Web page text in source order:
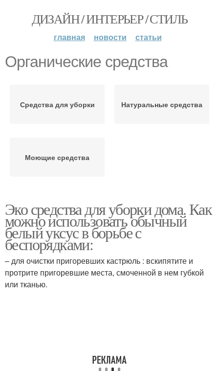
ДИЗАЙН / ИНТЕРЬЕР / СТИЛЬ
главная новости статьи
Органические средства
Средства для уборки Натуральные средства
Моющие средства
Эко средства для уборки дома. Как
можно использовать обычный
белый уксус в борьбе с
беспорядками:
– для очистки пригоревших кастрюль : вскипятите и
протрите пригоревшие места, смоченной в нем губкой
или тканью.